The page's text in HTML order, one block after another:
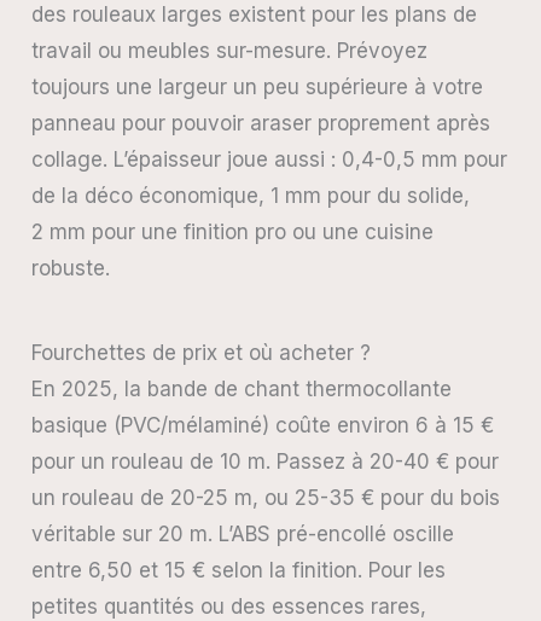
des rouleaux larges existent pour les plans de
travail ou meubles sur-mesure. Prévoyez
toujours une largeur un peu supérieure à votre
panneau pour pouvoir araser proprement après
collage. L’épaisseur joue aussi : 0,4-0,5 mm pour
de la déco économique, 1 mm pour du solide,
2 mm pour une finition pro ou une cuisine
robuste.
Fourchettes de prix et où acheter ?
En 2025, la bande de chant thermocollante
basique (PVC/mélaminé) coûte environ 6 à 15 €
pour un rouleau de 10 m. Passez à 20-40 € pour
un rouleau de 20-25 m, ou 25-35 € pour du bois
véritable sur 20 m. L’ABS pré-encollé oscille
entre 6,50 et 15 € selon la finition. Pour les
petites quantités ou des essences rares,